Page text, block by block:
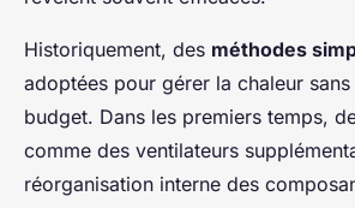
Historiquement, des méthodes
adoptées pour gérer la chaleur
budget. Dans les premiers temps,
comme des ventilateurs
réorganisation interne des